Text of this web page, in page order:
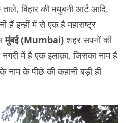
बिहार की मधुबनी आर्ट आदि.
हैं इन्हीं में से एक है महाराष्ट्र
मुंबई (Mumbai)शहर सपनों की
में है एक इलाक़ा, जिसका नाम है
नाम के पीछे की कहानी बड़ी ही